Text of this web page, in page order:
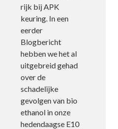
rijk bij APK
keuring. In een
eerder
Blogbericht
hebben we het al
uitgebreid gehad
over de
schadelijke
gevolgen van bio
ethanol in onze
hedendaagse E10